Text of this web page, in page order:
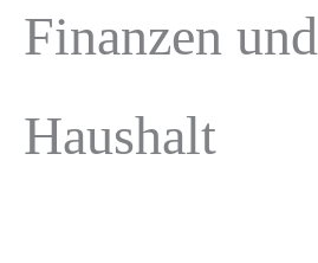
Finanzen und
Haushalt